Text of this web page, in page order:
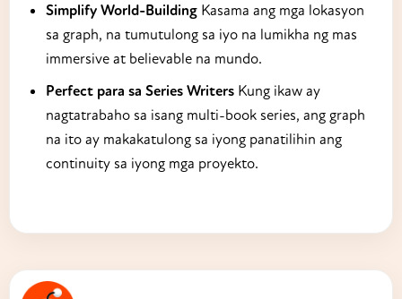
Simplify World-BuildingKasama ang mga lokasyon
sa graph, na tumutulong sa iyo na lumikha ng mas
immersive at believable na mundo.
Perfect para sa Series WritersKung ikaw ay
nagtatrabaho sa isang multi-book series, ang graph
na ito ay makakatulong sa iyong panatilihin ang
continuity sa iyong mga proyekto.